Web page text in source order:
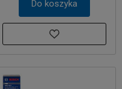
Do koszyka